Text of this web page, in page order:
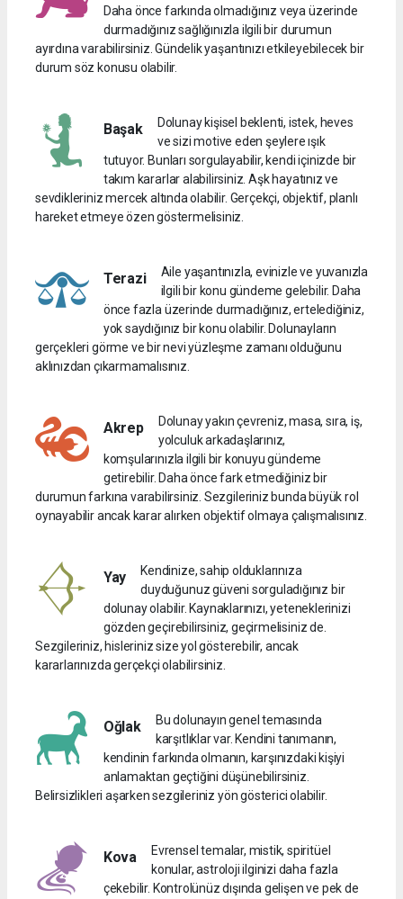
Daha önce farkında olmadığınız veya üzerinde
durmadığınız sağlığınızla ilgili bir durumun
ayırdına varabilirsiniz. Gündelik yaşantınızı etkileyebilecek bir
durum söz konusu olabilir.
Başak
Dolunay kişisel beklenti, istek, heves
ve sizi motive eden şeylere ışık
tutuyor. Bunları sorgulayabilir, kendi içinizde bir
takım kararlar alabilirsiniz. Aşk hayatınız ve
sevdikleriniz mercek altında olabilir. Gerçekçi, objektif, planlı
hareket etmeye özen göstermelisiniz.
Terazi
Aile yaşantınızla, evinizle ve yuvanızla
ilgili bir konu gündeme gelebilir. Daha
önce fazla üzerinde durmadığınız, ertelediğiniz,
yok saydığınız bir konu olabilir. Dolunayların
gerçekleri görme ve bir nevi yüzleşme zamanı olduğunu
aklınızdan çıkarmamalısınız.
Akrep
Dolunay yakın çevreniz, masa, sıra, iş,
yolculuk arkadaşlarınız,
komşularınızla ilgili bir konuyu gündeme
getirebilir. Daha önce fark etmediğiniz bir
durumun farkına varabilirsiniz. Sezgileriniz bunda büyük rol
oynayabilir ancak karar alırken objektif olmaya çalışmalısınız.
Yay
Kendinize, sahip olduklarınıza
duyduğunuz güveni sorguladığınız bir
dolunay olabilir. Kaynaklarınızı, yeteneklerinizi
gözden geçirebilirsiniz, geçirmelisiniz de.
Sezgileriniz, hisleriniz size yol gösterebilir, ancak
kararlarınızda gerçekçi olabilirsiniz.
Oğlak
Bu dolunayın genel temasında
karşıtlıklar var. Kendini tanımanın,
kendinin farkında olmanın, karşınızdaki kişiyi
anlamaktan geçtiğini düşünebilirsiniz.
Belirsizlikleri aşarken sezgileriniz yön gösterici olabilir.
Kova
Evrensel temalar, mistik, spiritüel
konular, astroloji ilginizi daha fazla
çekebilir. Kontrolünüz dışında gelişen ve pek de